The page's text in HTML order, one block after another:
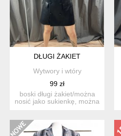
DŁUGI ŻAKIET
Wytwory i wtóry
99 zł
boski długi żakiet/można
nosić jako sukienkę, można